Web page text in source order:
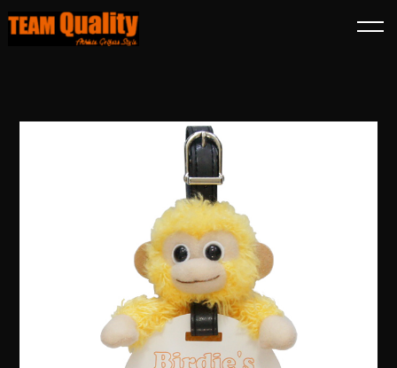
TOP
商品一覧
バーディーズバディー イエローマル目 ネームプレートホルダー